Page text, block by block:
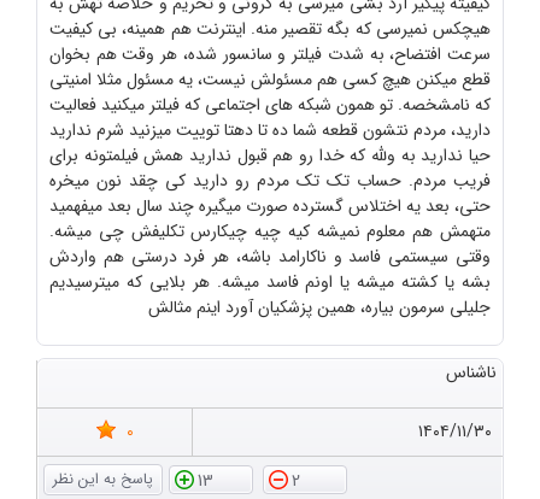
هیچکس نمیرسی که بگه تقصیر منه. اینترنت هم همینه، بی کیفیت
سرعت افتضاح، به شدت فیلتر و سانسور شده، هر وقت هم بخوان
قطع میکنن هیچ کسی هم مسئولش نیست، یه مسئول مثلا امنیتی
که نامشخصه. تو همون شبکه های اجتماعی که فیلتر میکنید فعالیت
دارید، مردم نتشون قطعه شما ده تا دهتا توییت میزنید شرم ندارید
حیا ندارید به ولله که خدا رو هم قبول ندارید همش فیلمتونه برای
فریب مردم. حساب تک تک مردم رو دارید کی چقد نون میخره
حتی، بعد یه اختلاس گسترده صورت میگیره چند سال بعد میفهمید
متهمش هم معلوم نمیشه کیه چیه چیکارس تکلیفش چی میشه.
وقتی سیستمی فاسد و ناکارامد باشه، هر فرد درستی هم واردش
بشه یا کشته میشه یا اونم فاسد میشه. هر بلایی که میترسیدیم
جلیلی سرمون بیاره، همین پزشکیان آورد اینم مثالش
ناشناس
۱۴۰۴/۱۱/۳۰
0
2
13